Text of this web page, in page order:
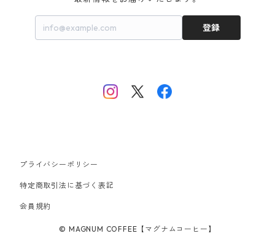
登録
プライバシーポリシー
特定商取引法に基づく表記
会員規約
© MAGNUM COFFEE【マグナムコーヒー】